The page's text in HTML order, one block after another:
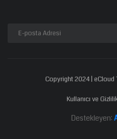
Copyright 2024 | eCloud
Kullanıcı ve
Destekleyen: